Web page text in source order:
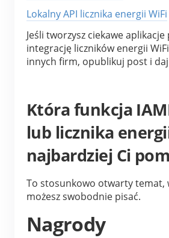
Lokalny API licznika energii WiFi
Jeśli tworzysz ciekawe aplikacje
integrację liczników energii
innych firm, opublikuj post i
Która funkcja
lub licznika
najbardziej Ci
To stosunkowo otwarty temat,
możesz swobodnie pisać.
Nagrody